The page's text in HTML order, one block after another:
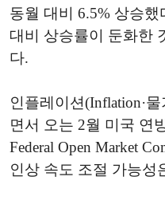
동월 대비 6.5% 상승
대비 상승률이 둔화한
다.
인플레이션(Inflation·
면서 오는 2월 미국 연
Federal Open Market
인상 속도 조절 가능성